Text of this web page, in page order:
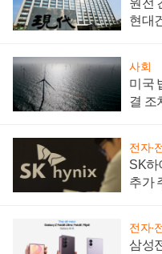
원전
현대
사회
미국
결 조
전자·
SK하
추가
전자·
삼성